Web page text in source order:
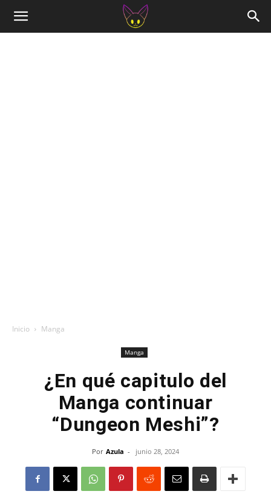
Inicio Manga
Manga
¿En qué capitulo del
Manga continuar
“Dungeon Meshi”?
Por Azula - junio 28, 2024